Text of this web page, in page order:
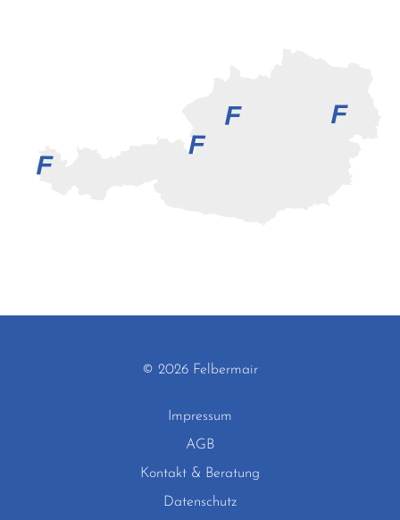
© 2026 Felbermair
Impressum
AGB
Kontakt & Beratung
Datenschutz